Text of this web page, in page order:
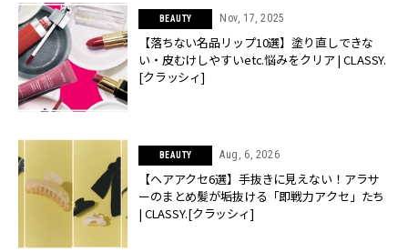
BEAUTY Nov, 17, 2025
【落ちない名品リップ10選】塗り直しできな
い・皮むけしやすいetc.悩みをクリア | CLASSY.
[クラッシィ]
BEAUTY Aug, 6, 2026
【ヘアアクセ6選】手抜きに見えない！アラサ
ーのまとめ髪が垢抜ける「即戦力アクセ」たち
| CLASSY.[クラッシィ]